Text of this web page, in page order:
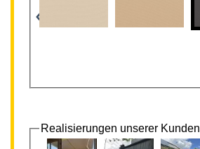
‹
Realisierungen unserer Kunden